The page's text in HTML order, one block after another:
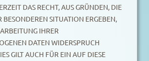
DAS RECHT, AUS GRÜNDEN, DIE
BESONDEREN SITUATION ERGEBEN,
IHRER
DATEN WIDERSPRUCH
GILT AUCH FÜR EIN AUF DIESE